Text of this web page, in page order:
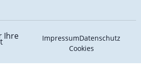
Ihre ImpressumDatenschutz
Cookies